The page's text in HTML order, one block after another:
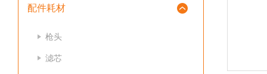
配件耗材
枪头
滤芯